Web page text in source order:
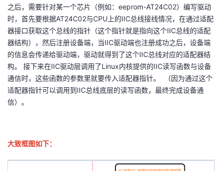
之后，需要针对某一个芯片（例如：eeprom-AT24C02）编写驱动
时，首先要根据AT24C02与CPU上的IIC总线接线情况，在通过适配
器接口获取这个总线的指针（这个指针就是指向这个IIC总线的适配
器结构），然后注册设备端，当IIC驱动端也注册成功之后，设备端
的信息会传递给驱动端，驱动就得到了这个IIC总线对应的适配器结
构。 接下来在IIC驱动层调用了Linux内核提供的IIC读写函数与设备
通信时，这些函数的参数里就要传入适配器指针。 （因为通过这个
适配器指针可以调用到IIC总线底层的读写函数，最终完成设备通
信）。
大致框图如下：